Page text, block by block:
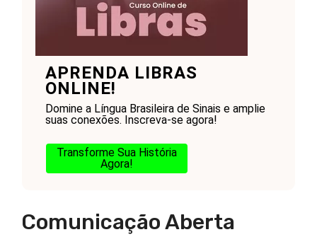
APRENDA LIBRAS
ONLINE!
Domine a Língua Brasileira de Sinais e amplie
suas conexões. Inscreva-se agora!
Transforme Sua História
Agora!
Comunicação Aberta